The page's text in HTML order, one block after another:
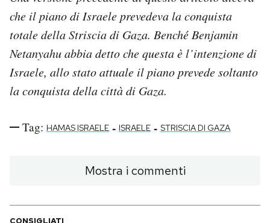
che il piano di Israele prevedeva la conquista
totale della Striscia di Gaza. Benché Benjamin
Netanyahu abbia detto che questa è l’intenzione di
Israele, allo stato attuale il piano prevede soltanto
la conquista della città di Gaza.
Tag: HAMAS ISRAELE - ISRAELE - STRISCIA DI GAZA
Mostra i commenti